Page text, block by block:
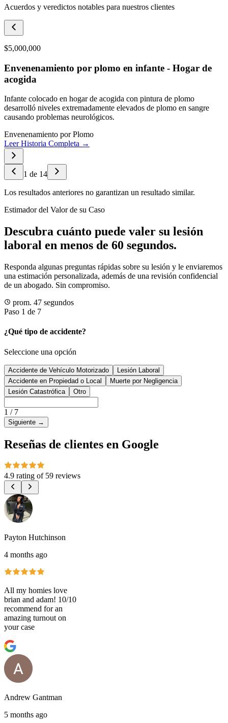
Acuerdos y veredictos notables para nuestros clientes
$5,000,000
Envenenamiento por plomo en infante - Hogar de
acogida
Infante colocado en hogar de acogida con pintura de plomo
desarrolló niveles extremadamente elevados de plomo en sangre
causando problemas neurológicos.
Envenenamiento por Plomo
Leer Historia Completa →
1 de 14
Los resultados anteriores no garantizan un resultado similar.
Estimador del Valor de su Caso
Descubra cuánto puede valer su lesión
laboral en menos de 60 segundos.
Responda algunas preguntas rápidas sobre su lesión y le enviaremos
una estimación personalizada, además de una revisión confidencial
de un abogado. Sin compromiso.
prom. 47 segundos
Paso 1 de 7
¿Qué tipo de accidente?
Seleccione una opción
Accidente de Vehículo Motorizado
Lesión Laboral
Accidente en Propiedad o Local
Muerte por Negligencia
Lesión Catastrófica
Otro
1 / 7
Siguiente →
Reseñas de clientes en Google
4.9 rating of 59 reviews
Payton Hutchinson
4 months ago
All my homies love
brian and adam! 10/10
recommend for an
amazing turnout on
your case
Andrew Gantman
5 months ago